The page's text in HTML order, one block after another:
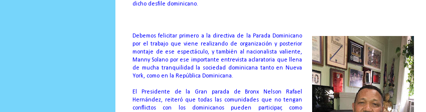
dicho desfile dominicano.
Debemos felicitar primero a la directiva de la Parada Dominicano
por el trabajo que viene realizando de organización y posterior
montaje de ese espectáculo, y también al nacionalista valiente,
Manny Solano por ese importante entrevista aclaratoria que llena
de mucha tranquilidad la sociedad dominicana tanto en Nueva
York, como en la República Dominicana.
El Presidente de la Gran parada de Bronx Nelson Rafael
Hernández, reiteró que todas las comunidades que no tengan
conflictos con los dominicanos pueden participar, como